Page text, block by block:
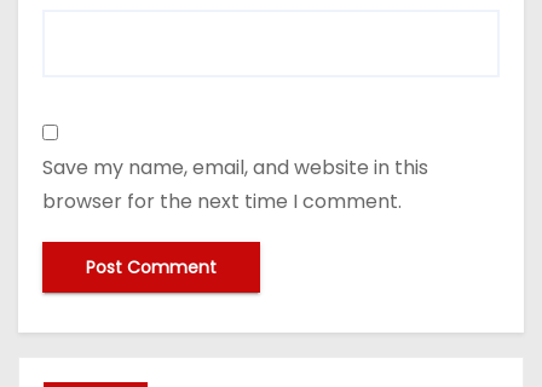
Save my name, email, and website in this
browser for the next time I comment.